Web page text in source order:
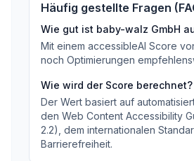
Häufig gestellte Fragen
Wie gut ist baby-walz GmbH
Mit einem accessibleAI Score
noch Optimierungen
Wie wird der Score berechnet?
Der Wert basiert auf
den Web Content Accessibility
2.2), dem internationalen
Barrierefreiheit.